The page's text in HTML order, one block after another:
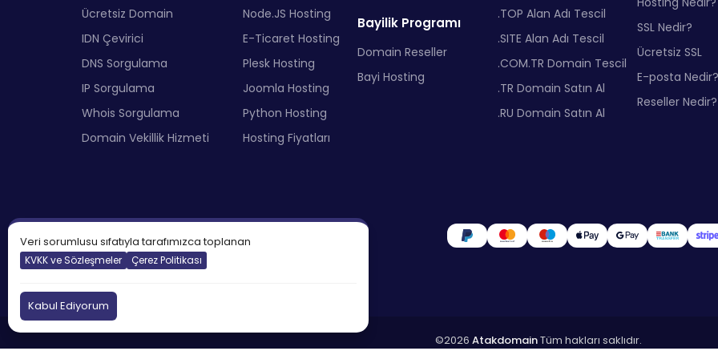
Ücretsiz Domain
IDN Çevirici
DNS Sorgulama
IP Sorgulama
Whois Sorgulama
Domain Vekillik Hizmeti
Node.JS Hosting
E-Ticaret Hosting
Plesk Hosting
Joomla Hosting
Python Hosting
Hosting Fiyatları
Bayilik Programı
Domain Reseller
Bayi Hosting
.TOP Alan Adı Tescil
.SITE Alan Adı Tescil
.COM.TR Domain Tescil
.TR Domain Satın Al
.RU Domain Satın Al
SSL Nedir?
Ücretsiz SSL
E-posta Nedir?
Reseller Nedir?
©2026 AtakdomainTüm hakları saklıdır.
Veri sorumlusu sıfatıyla tarafımızca toplanan
KVKK ve Sözleşmeler Çerez Politikası
Kabul Ediyorum